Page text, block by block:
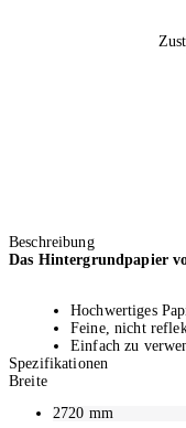
Beschreibung
Das Hintergrundpapier
Hochwertiges
Feine, nicht
Einfach zu
brauchen
Spezifikationen
Breite
2720 mm